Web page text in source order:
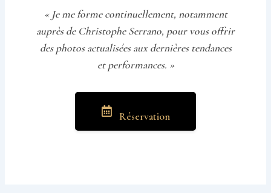
« Je me forme continuellement, notamment
auprès de Christophe Serrano, pour vous offrir
des photos actualisées aux dernières tendances
et performances. »
Réservation